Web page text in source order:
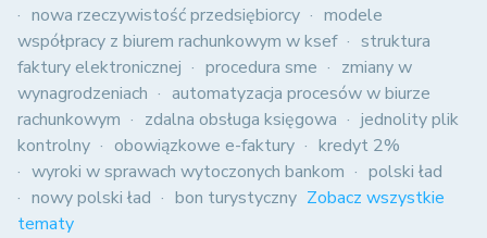
nowa rzeczywistość przedsiębiorcy
modele
współpracy z biurem rachunkowym w ksef
struktura
faktury elektronicznej
procedura sme
zmiany w
wynagrodzeniach
automatyzacja procesów w biurze
rachunkowym
zdalna obsługa księgowa
jednolity plik
kontrolny
obowiązkowe e-faktury
kredyt 2%
wyroki w sprawach wytoczonych bankom
polski ład
nowy polski ład
bon turystyczny Zobacz wszystkie
tematy